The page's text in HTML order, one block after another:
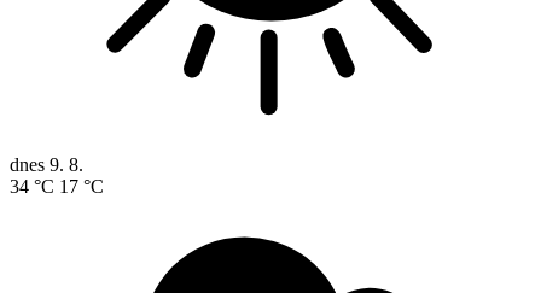
dnes 9. 8.
34 °C 17 °C